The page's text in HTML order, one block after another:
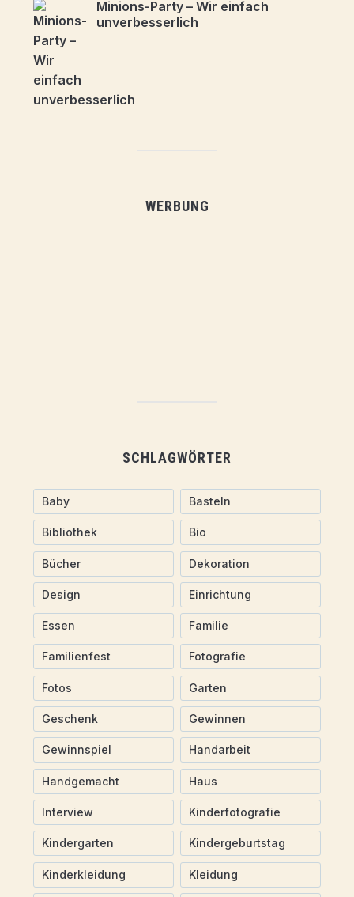
Minions-Party – Wir einfach
unverbesserlich
WERBUNG
SCHLAGWÖRTER
Baby Basteln
Bibliothek Bio
Bücher Dekoration
Design Einrichtung
Essen Familie
Familienfest Fotografie
Fotos Garten
Geschenk Gewinnen
Gewinnspiel Handarbeit
Handgemacht Haus
Interview Kinderfotografie
Kindergarten Kindergeburtstag
Kinderkleidung Kleidung